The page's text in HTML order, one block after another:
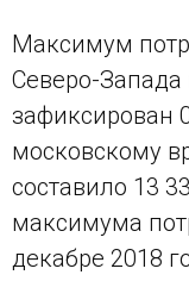
Максимум
Северо-Запада
зафиксирован
московскому
составило 13
максимума
декабре 2018